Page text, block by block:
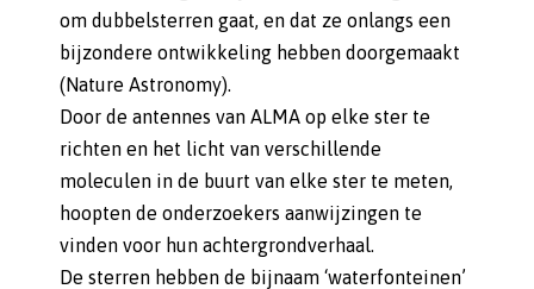
om dubbelsterren gaat, en dat ze onlangs een
bijzondere ontwikkeling hebben doorgemaakt
(Nature Astronomy).
Door de antennes van ALMA op elke ster te
richten en het licht van verschillende
moleculen in de buurt van elke ster te meten,
hoopten de onderzoekers aanwijzingen te
vinden voor hun achtergrondverhaal.
De sterren hebben de bijnaam ‘waterfonteinen’